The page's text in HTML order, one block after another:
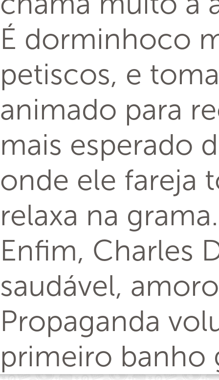
É dorminhoco
petiscos, e
animado para
mais esperado
onde ele fareja
relaxa na grama.
Enfim, Charles
saudável,
Propaganda
primeiro banho